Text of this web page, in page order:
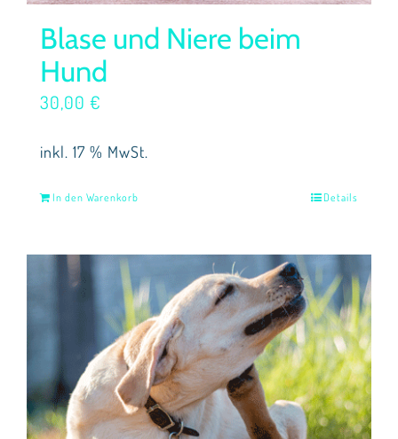
Blase und Niere beim
Hund
30,00 €
inkl. 17 % MwSt.
In den Warenkorb Details